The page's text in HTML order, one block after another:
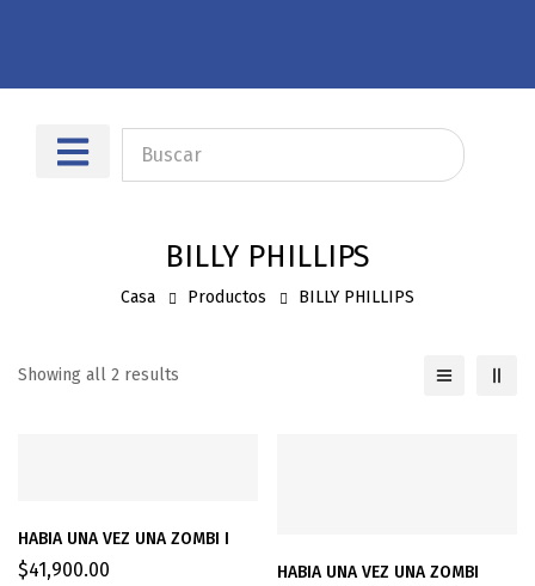
BILLY PHILLIPS
Casa Productos BILLY PHILLIPS
Showing all 2 results
HABIA UNA VEZ UNA ZOMBI I
$41,900.00
HABIA UNA VEZ UNA ZOMBI